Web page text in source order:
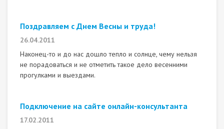
Поздравляем с Днем Весны и труда!
26.04.2011
Наконец-то и до нас дошло тепло и солнце, чему нельзя
не порадоваться и не отметить такое дело весенними
прогулками и выездами.
Подключение на сайте онлайн-консультанта
17.02.2011